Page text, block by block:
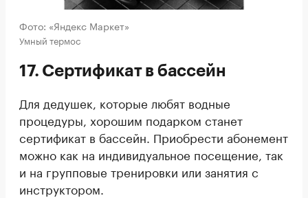
Фото: «Яндекс Маркет»
Умный термос
17. Сертификат в бассейн
Для дедушек, которые любят водные
процедуры, хорошим подарком станет
сертификат в бассейн. Приобрести абонемент
можно как на индивидуальное посещение, так
и на групповые тренировки или занятия с
инструктором.